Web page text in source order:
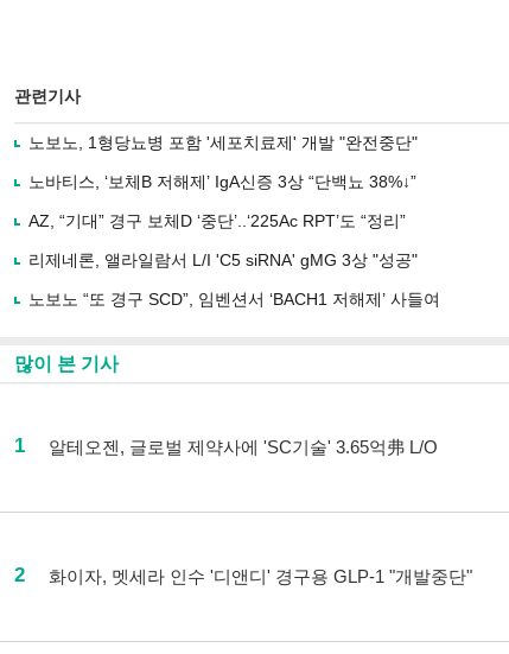
관련기사
노보노, 1형당뇨병 포함 '세포치료제' 개발 "완전중단"
노바티스, ‘보체B 저해제’ IgA신증 3상 “단백뇨 38%↓”
AZ, “기대” 경구 보체D ‘중단’..‘225Ac RPT’도 “정리”
리제네론, 앨라일람서 L/I 'C5 siRNA' gMG 3상 "성공"
노보노 “또 경구 SCD”, 임벤션서 ‘BACH1 저해제’ 사들여
많이 본 기사
1 알테오젠, 글로벌 제약사에 'SC기술' 3.65억弗 L/O
2 화이자, 멧세라 인수 '디앤디' 경구용 GLP-1 "개발중단"